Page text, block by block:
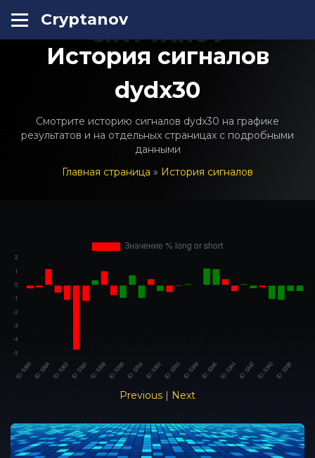
Cryptanov
CRYPTANOV
История сигналов
dydx30
Смотрите историю сигналов dydx30 на графике
результатов и на отдельных страницах с подробными
данными
Главная страница » История сигналов
Previous | Next